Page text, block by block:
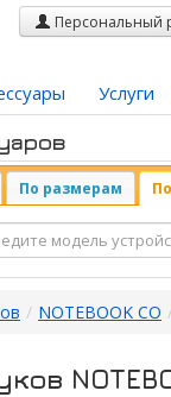
Персональный
Услуги
По размерам
/ NOTEBOOK CO